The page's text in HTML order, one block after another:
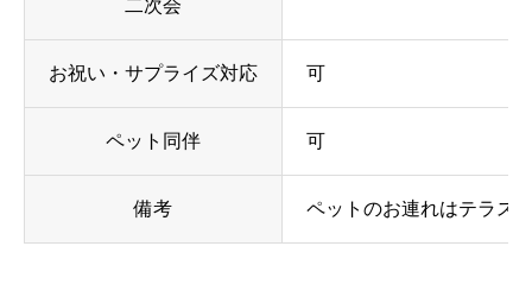
二次会
お祝い・サプライズ対応 可
ペット同伴 可
備考 ペットのお連れはテラス